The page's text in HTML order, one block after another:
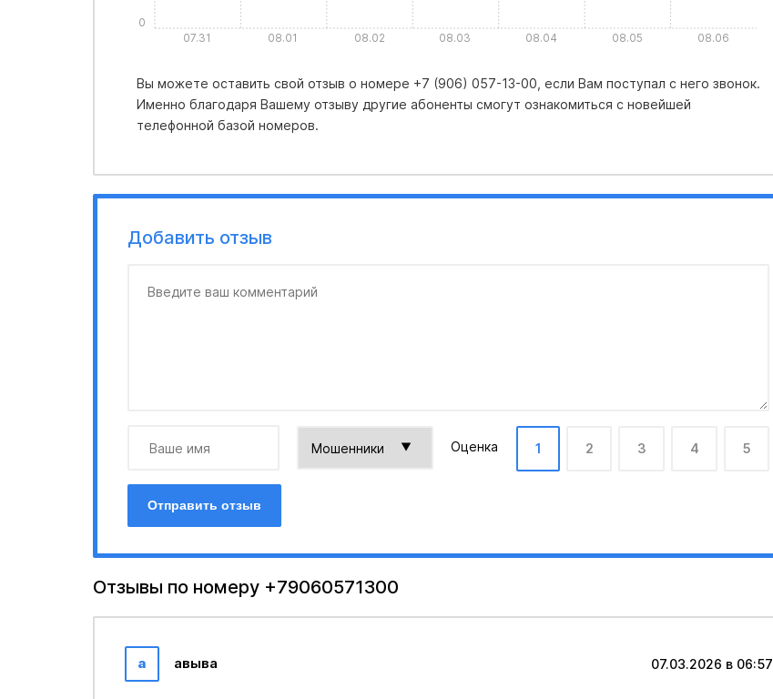
07.31 08.01 08.02 08.03 08.04 08.05 08.06
0
Вы можете оставить свой отзыв о номере +7 (906) 057-13-00, если Вам поступал с него звонок.
Именно благодаря Вашему отзыву другие абоненты смогут ознакомиться с новейшей
телефонной базой номеров.
Добавить отзыв
Оценка 1 2 3 4 5
Отправить отзыв
Отзывы по номеру +79060571300
а авыва 07.03.2026 в 06:57